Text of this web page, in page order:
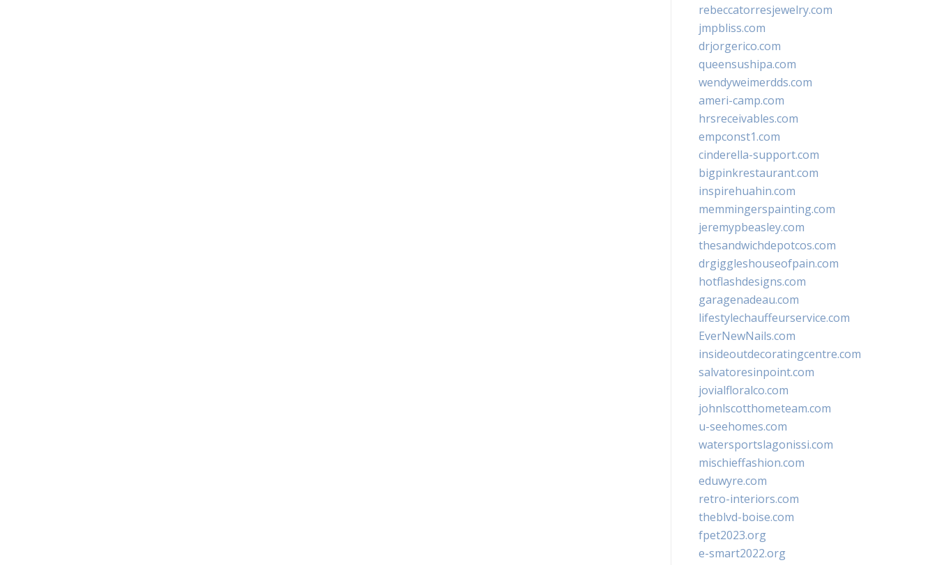
rebeccatorresjewelry.com
jmpbliss.com
drjorgerico.com
queensushipa.com
wendyweimerdds.com
ameri-camp.com
hrsreceivables.com
empconst1.com
cinderella-support.com
bigpinkrestaurant.com
inspirehuahin.com
memmingerspainting.com
jeremypbeasley.com
thesandwichdepotcos.com
drgiggleshouseofpain.com
hotflashdesigns.com
garagenadeau.com
lifestylechauffeurservice.com
EverNewNails.com
insideoutdecoratingcentre.com
salvatoresinpoint.com
jovialfloralco.com
johnlscotthometeam.com
u-seehomes.com
watersportslagonissi.com
mischieffashion.com
eduwyre.com
retro-interiors.com
theblvd-boise.com
fpet2023.org
e-smart2022.org